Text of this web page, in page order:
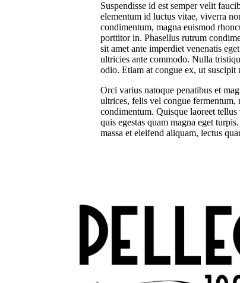
Suspendisse id est semper velit
elementum id luctus vitae, viverra
condimentum, magna euismod
porttitor in. Phasellus rutrum
sit amet ante imperdiet venenatis
ultricies ante commodo. Nulla
odio. Etiam at congue ex, ut
Orci varius natoque penatibus et
ultrices, felis vel congue
condimentum. Quisque laoreet
quis egestas quam magna eget
massa et eleifend aliquam, lectus